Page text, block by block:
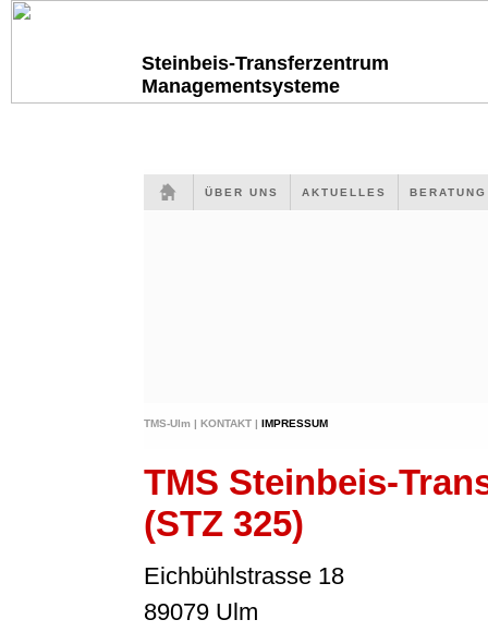
Steinbeis-Transferzentrum
Managementsysteme
ÜBER UNS AKTUELLES
TMS-Ulm | KONTAKT | IMPRESSUM
TMS Steinbeis-
(STZ 325)
Eichbühlstrasse 18
89079 Ulm